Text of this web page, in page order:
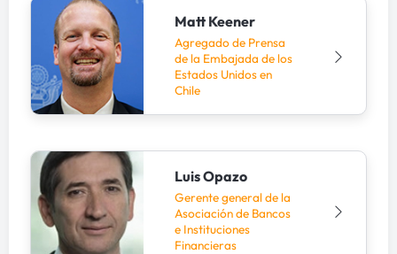
Matt Keener
Agregado de Prensa
de la Embajada de los
Estados Unidos en
Chile
Luis Opazo
Gerente general de la
Asociación de Bancos
e Instituciones
Financieras